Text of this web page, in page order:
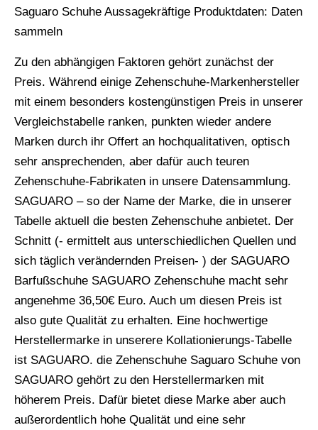
Saguaro Schuhe Aussagekräftige Produktdaten: Daten
sammeln
Zu den abhängigen Faktoren gehört zunächst der
Preis. Während einige Zehenschuhe-Markenhersteller
mit einem besonders kostengünstigen Preis in unserer
Vergleichstabelle ranken, punkten wieder andere
Marken durch ihr Offert an hochqualitativen, optisch
sehr ansprechenden, aber dafür auch teuren
Zehenschuhe-Fabrikaten in unsere Datensammlung.
SAGUARO – so der Name der Marke, die in unserer
Tabelle aktuell die besten Zehenschuhe anbietet. Der
Schnitt (- ermittelt aus unterschiedlichen Quellen und
sich täglich verändernden Preisen- ) der SAGUARO
Barfußschuhe SAGUARO Zehenschuhe macht sehr
angenehme 36,50€ Euro. Auch um diesen Preis ist
also gute Qualität zu erhalten. Eine hochwertige
Herstellermarke in unserere Kollationierungs-Tabelle
ist SAGUARO. die Zehenschuhe Saguaro Schuhe von
SAGUARO gehört zu den Herstellermarken mit
höherem Preis. Dafür bietet diese Marke aber auch
außerordentlich hohe Qualität und eine sehr